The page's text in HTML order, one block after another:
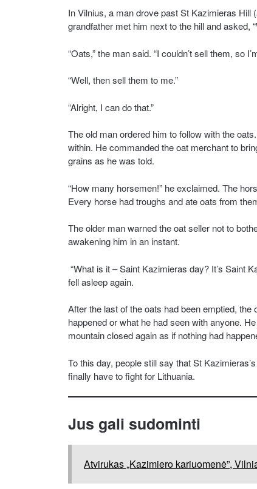
In Vilnius, a man drove past St Kazimieras
grandfather met him next to the hill and asked,
“Oats,” the man said. “I couldn’t sell them, so
“Well, then sell them to me.”
“Alright, I can do that.”
The old man ordered him to follow with the
within. He commanded the oat merchant to
grains as he was told.
“How many horsemen!” he exclaimed. The
Every horse had troughs and ate oats from
The older man warned the oat seller not to
awakening him in an instant.
“What is it – Saint Kazimieras day? It’s Saint
fell asleep again.
After the last of the oats had been emptied,
happened or what he had seen with anyone.
mountain closed again as if nothing had
To this day, people still say that St
finally have to fight for Lithuania.
Jus gali sudominti
Atvirukas „Kazimiero kariuomenė”,